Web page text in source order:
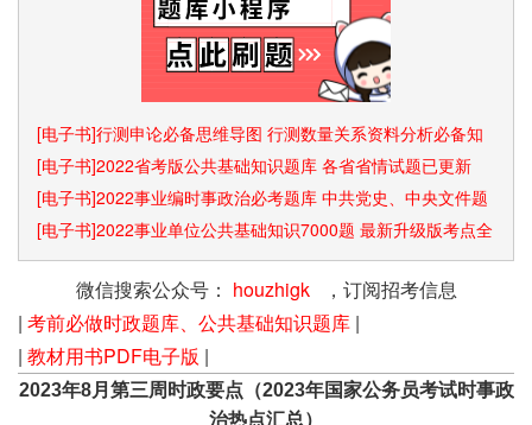
[电子书]行测申论必备思维导图 行测数量关系资料分析必备知
识点和速算技巧
[电子书]2022省考版公共基础知识题库 各省省情试题已更新
[电子书]2022事业编时事政治必考题库 中共党史、中央文件题
库已更新
[电子书]2022事业单位公共基础知识7000题 最新升级版考点全
覆盖
微信搜索公众号： houzhigk，订阅招考信息
| 考前必做时政题库、公共基础知识题库 |
| 教材用书PDF电子版 |
2023年8月第三周时政要点（2023年国家公务员考试时事政
治热点汇总）